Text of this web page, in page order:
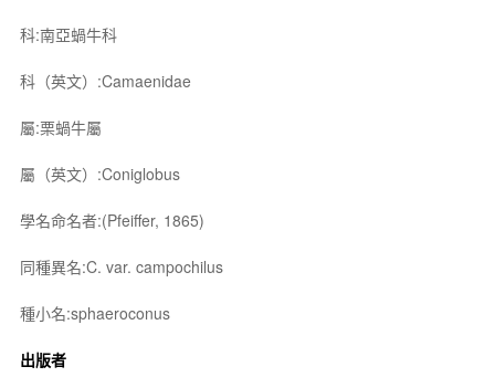
科:南亞蝸牛科
科（英文）:Camaenidae
屬:栗蝸牛屬
屬（英文）:Coniglobus
學名命名者:(Pfeiffer, 1865)
同種異名:C. var. campochilus
種小名:sphaeroconus
出版者